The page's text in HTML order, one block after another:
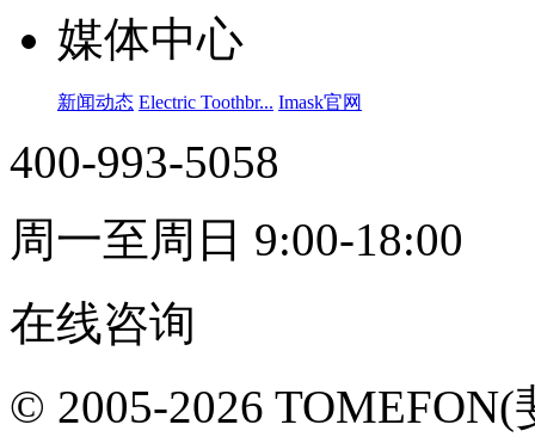
媒体中心
新闻动态 Electric Toothbr... Imask官网
400-993-5058
周一至周日 9:00-18:00
在线咨询
© 2005-2026